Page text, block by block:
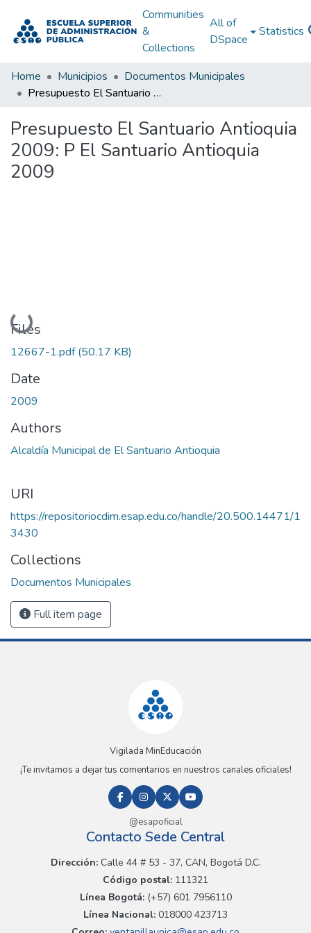
Communities
&
Collections
All of
DSpace
Statistics
Home Municipios
Documentos Municipales
Presupuesto El Santuario Antioquia 2009: P El Santuario Antioquia 2009
Presupuesto El Santuario Antioquia
2009: P El Santuario Antioquia
2009
Loading...
Files
12667-1.pdf(50.17 KB)
Date
2009
Authors
Alcaldía Municipal de El Santuario Antioquia
URI
https://repositoriocdim.esap.edu.co/handle/20.500.14471/1
3430
Collections
Documentos Municipales
Full item page
Vigilada MinEducación
¡Te invitamos a dejar tus comentarios en nuestros canales oficiales!
@esapoficial
Contacto Sede Central
Dirección:Calle 44 # 53 - 37, CAN, Bogotá D.C.
Código postal: 111321
Línea Bogotá:(+57) 601 7956110
Línea Nacional: 018000 423713